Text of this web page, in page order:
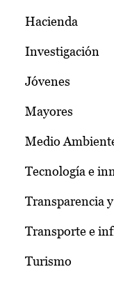
Hacienda
Investigación
Jóvenes
Mayores
Medio
Tecnología e
Transparencia
Transporte e
Turismo